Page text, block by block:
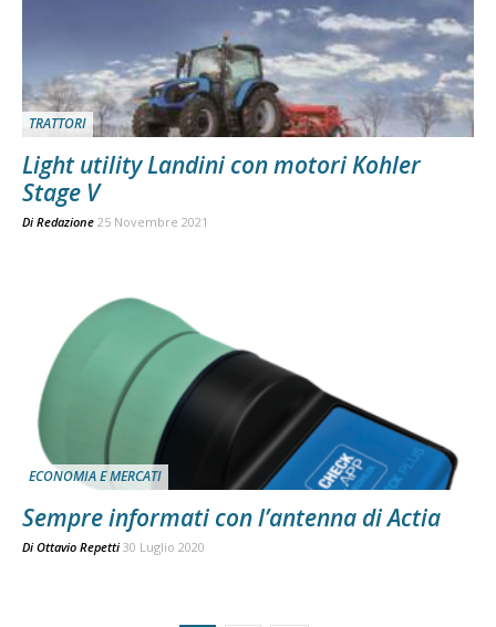
TRATTORI
Light utility Landini con motori Kohler
Stage V
Di Redazione 25 Novembre 2021
ECONOMIA E MERCATI
Sempre informati con l’antenna di Actia
Di Ottavio Repetti 30 Luglio 2020